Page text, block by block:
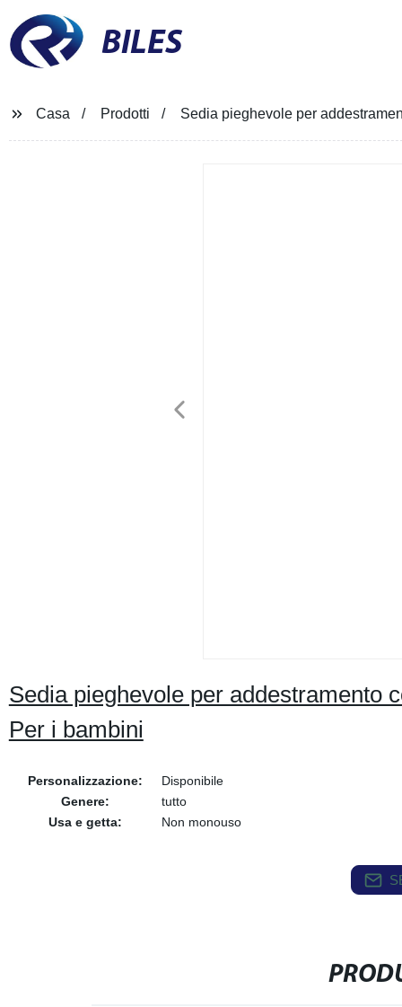
BILES
Casa Prodotti Sedia pieghevole per
Sedia pieghevole per addestramento
Per i bambini
Personalizzazione:
Disponibile
Genere:
tutto
Usa e getta:
Non monouso